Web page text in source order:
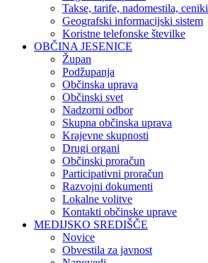
Takse, tarife, nadomestila, ceniki
Geografski informacijski sistem
Koristne telefonske številke
OBČINA JESENICE
Župan
Podžupanja
Občinska uprava
Občinski svet
Nadzorni odbor
Skupna občinska uprava
Krajevne skupnosti
Drugi organi
Občinski proračun
Participativni proračun
Razvojni dokumenti
Lokalne volitve
Kontakti občinske uprave
MEDIJSKO SREDIŠČE
Novice
Obvestila za javnost